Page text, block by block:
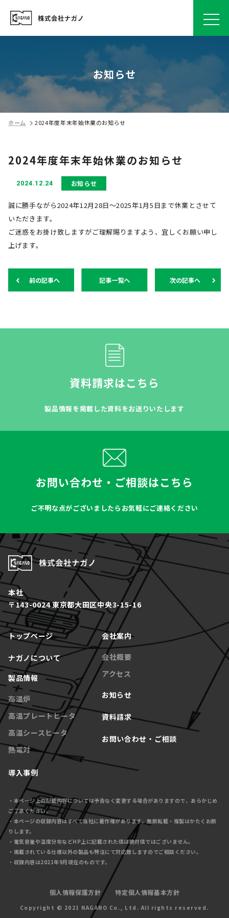
お知らせ
ホーム 2024年度年末年始休業のお知らせ
2024年度年末年始休業のお知らせ
2024.12.24 お知らせ
誠に勝手ながら2024年12月28日～2025年1月5日まで休業とさせて
いただきます。
ご迷惑をお掛け致しますがご理解賜りますよう、宜しくお願い申し
上げます。
前の記事へ 記事一覧へ 次の記事へ
資料請求はこちら
製品情報を掲載した資料をお送りいたします
お問い合わせ・ご相談はこちら
ご不明な点がございましたらお気軽にご連絡ください
本社
〒143-0024 東京都大田区中央3-15-16
トップページ
ナガノについて
製品情報
高温炉
高温プレートヒータ
高温シースヒータ
熱電対
導入事例
会社案内
会社概要
アクセス
お知らせ
資料請求
お問い合わせ・ご相談
・本ページ上の記載内容については予告なく変更する場合がありますので、あらかじめ
ご了承ください。
・本ページの収録内容はすべて当社に著作権があります。無断転載・複製はかたくお断
りします。
・電気容量や温度分布などHP上に記載された値は絶対値ではございません。
・掲載されている仕様以外の製品も特注にて対応致しますのでご相談ください。
・収録内容は2021年9月現在のものです。
個人情報保護方針 特定個人情報基本方針
Copyright © 2021 NAGANO Co., Ltd. All rights reserved.